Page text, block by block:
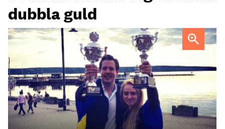
dubbla guld
2 x segrare. Jimmi Eriksson, Kocklandslaget, och Annie
Lundin, lagkapten för Juniorkocklandslaget, sopade banan
under NM i Lahtis.